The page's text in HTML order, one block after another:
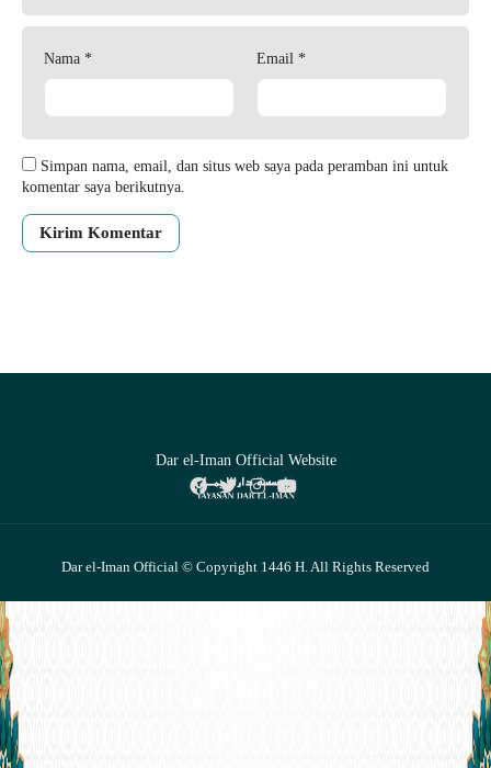
Nama * Email *
Simpan nama, email, dan situs web saya pada peramban ini untuk
komentar saya berikutnya.
Dar el-Iman Official Website
Dar el-Iman Official © Copyright 1446 H. All Rights Reserved